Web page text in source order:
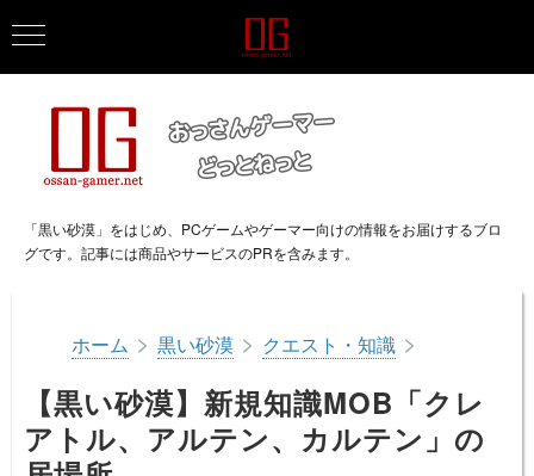
「黒い砂漠」をはじめ、PCゲームやゲーマー向けの情報をお届けするブロ
グです。記事には商品やサービスのPRを含みます。
ホーム > 黒い砂漠 > クエスト・知識 >
【黒い砂漠】新規知識MOB「クレ
アトル、アルテン、カルテン」の